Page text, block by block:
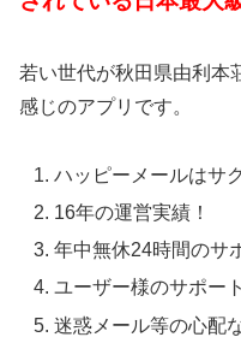
若い世代が秋田県由利本
感じのアプリです。
ハッピーメールはサ
16年の運営実績！
年中無休24時間のサ
ユーザー様のサポー
迷惑メール等の心配